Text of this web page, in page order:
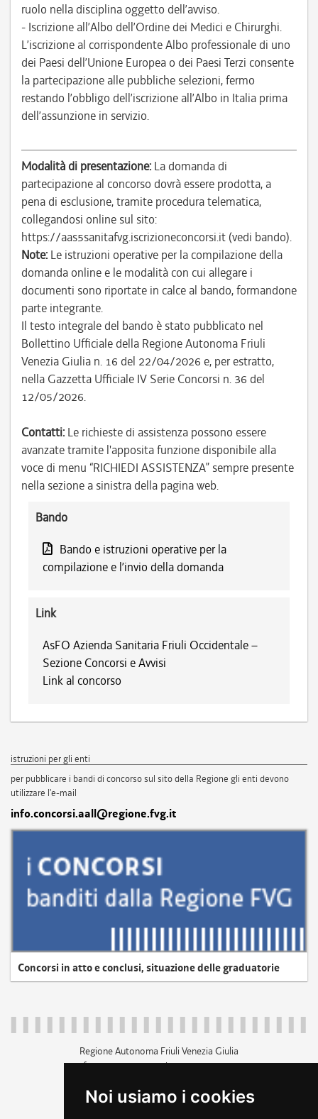
Noi usiamo i cookies
ruolo nella disciplina oggetto dell’avviso.
- Iscrizione all’Albo dell’Ordine dei Medici e Chirurghi.
L’iscrizione al corrispondente Albo professionale di uno
dei Paesi dell’Unione Europea o dei Paesi Terzi consente
la partecipazione alle pubbliche selezioni, fermo
restando l’obbligo dell’iscrizione all’Albo in Italia prima
dell’assunzione in servizio.
Modalità di presentazione: La domanda di
partecipazione al concorso dovrà essere prodotta, a
pena di esclusione, tramite procedura telematica,
collegandosi online sul sito:
https://aas5sanitafvg.iscrizioneconcorsi.it (vedi bando).
Note: Le istruzioni operative per la compilazione della
domanda online e le modalità con cui allegare i
documenti sono riportate in calce al bando, formandone
parte integrante.
Il testo integrale del bando è stato pubblicato nel
Bollettino Ufficiale della Regione Autonoma Friuli
Venezia Giulia n. 16 del 22/04/2026 e, per estratto,
nella Gazzetta Ufficiale IV Serie Concorsi n. 36 del
12/05/2026.
Contatti: Le richieste di assistenza possono essere
avanzate tramite l'apposita funzione disponibile alla
voce di menu “RICHIEDI ASSISTENZA” sempre presente
nella sezione a sinistra della pagina web.
Bando
Bando e istruzioni operative per la
compilazione e l’invio della domanda
Link
AsFO Azienda Sanitaria Friuli Occidentale –
Sezione Concorsi e Avvisi
Link al concorso
istruzioni per gli enti
per pubblicare i bandi di concorso sul sito della Regione gli enti devono
utilizzare l'e-mail
info.concorsi.aall@regione.fvg.it
Concorsi in atto e conclusi, situazione delle graduatorie
Regione Autonoma Friuli Venezia Giulia
c.f. 80014930327; p.iva 00526040324
+39 040 3771111